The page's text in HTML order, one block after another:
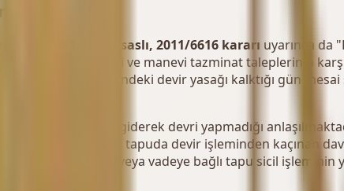
2011/5893 esaslı, 2011/6616 kararı uyarınca da
tarafın maddi ve manevi tazminat taleplerinin
taşınmazın üzerindeki devir yasağı kalktığı gün
konulmuştur.
davalının tapuya giderek devri yapmadığı
ifadeleriyle, tapuda devir işleminden kaçınan
biri, şarta veya vadeye bağlı tapu sicil işleminin